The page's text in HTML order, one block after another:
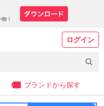
ログイン
ブランドから探す